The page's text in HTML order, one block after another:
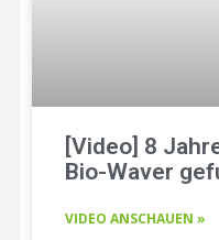
[Video] 8
Bio-Waver
VIDEO ANSCHAUEN »